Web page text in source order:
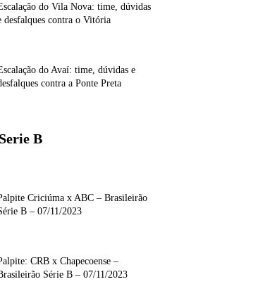
do Vila Nova: time, dúvidas
desfalques contra o Vitória
do Avaí: time, dúvidas e
contra a Ponte Preta
B
Criciúma x ABC – Brasileirão
B – 07/11/2023
CRB x Chapecoense –
Série B – 07/11/2023